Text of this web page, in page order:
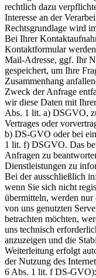
rechtlich dazu
Interesse an der
Rechtsgrundlage wird
Bei Ihrer
Kontaktformular
Mail-Adresse, ggf. Ihr
gespeichert, um Ihre
Zusammenhang
Zweck der Anfrage
wir diese Daten mit
Abs. 1 lit. a) DSGVO,
Vertrages oder
b) DS-GVO oder bei
1 lit. f) DSGVO. Das
Anfragen zu
Dienstleistungen zu
Bei der ausschließlich
wenn Sie sich nicht
übermitteln, werden
von uns genutzten
betrachten möchten,
uns technisch
anzuzeigen und die
Weiterleitung erfolgt
der Nutzung des
6 Abs. 1 lit. f DS-GVO):